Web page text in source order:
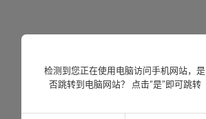
检测到您正在使用电脑访问手机网站，是
否跳转到电脑网站？ 点击“是”即可跳转